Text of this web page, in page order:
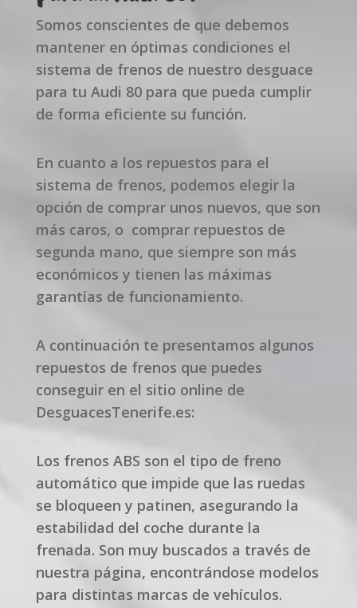
Somos conscientes de que debemos
mantener en óptimas condiciones el
sistema de frenos de nuestro desguace
para tu Audi 80 para que pueda cumplir
de forma eficiente su función.
En cuanto a los repuestos para el
sistema de frenos, podemos elegir la
opción de comprar unos nuevos, que son
más caros, o comprar repuestos de
segunda mano, que siempre son más
económicos y tienen las máximas
garantías de funcionamiento.
A continuación te presentamos algunos
repuestos de frenos que puedes
conseguir en el sitio online de
DesguacesTenerife.es:
Los frenos ABS son el tipo de freno
automático que impide que las ruedas
se bloqueen y patinen, asegurando la
estabilidad del coche durante la
frenada. Son muy buscados a través de
nuestra página, encontrándose modelos
para distintas marcas de vehículos.